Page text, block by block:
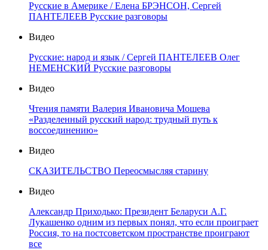
Русские в Америке / Елена БРЭНСОН, Сергей
ПАНТЕЛЕЕВ Русские разговоры
Видео
Русские: народ и язык / Сергей ПАНТЕЛЕЕВ Олег
НЕМЕНСКИЙ Русские разговоры
Видео
Чтения памяти Валерия Ивановича Мошева
«Разделенный русский народ: трудный путь к
воссоединению»
Видео
СКАЗИТЕЛЬСТВО Переосмысляя старину
Видео
Александр Приходько: Президент Беларуси А.Г.
Лукашенко одним из первых понял, что если проиграет
Россия, то на постсоветском пространстве проиграют
все